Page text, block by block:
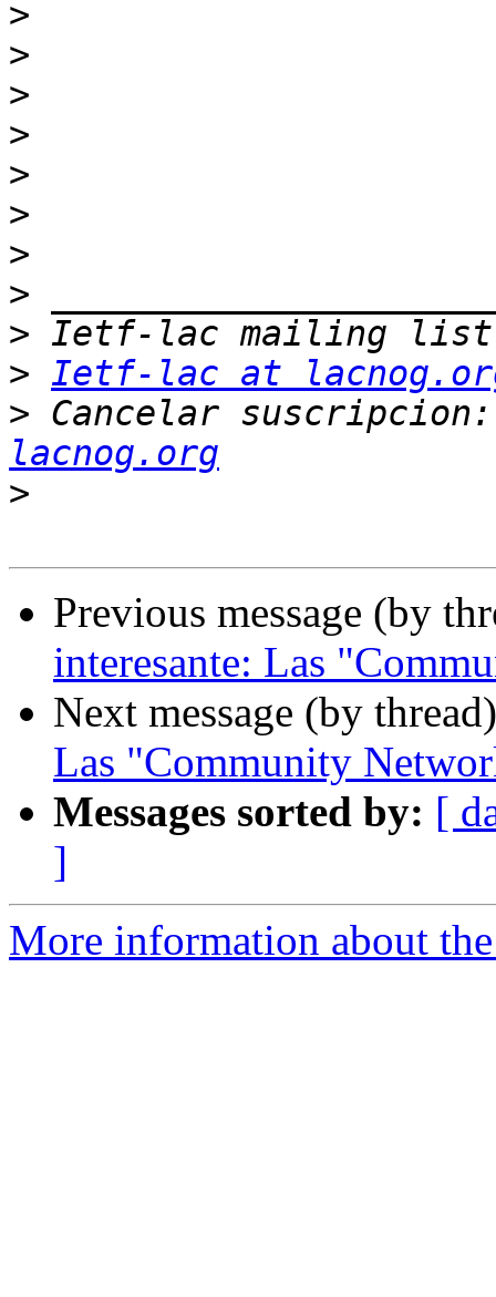
>
>
>
>
>
>
>
>
>
> Ietf-lac at
> Cancelar
lacnog.org
>
Previous message (by
interesante: Las
Next message (by
Las "Community
Messages sorted by: [
]
More information about